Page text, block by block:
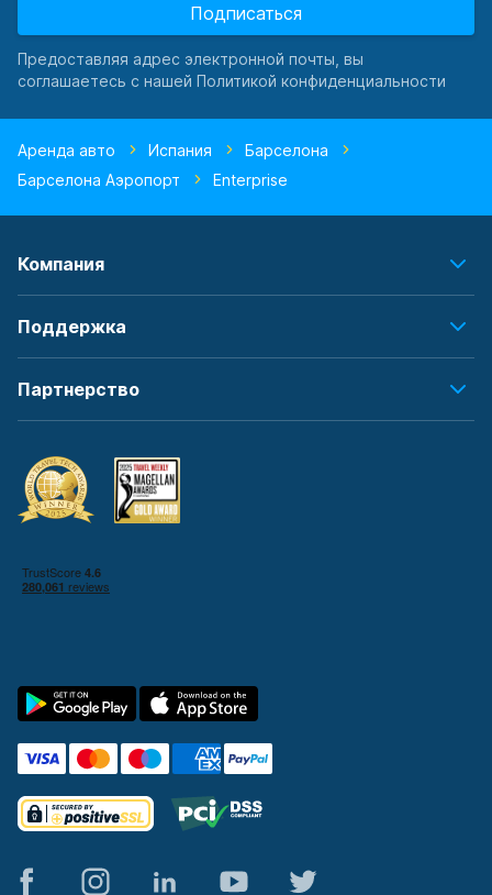
Подписаться
Предоставляя адрес электронной почты, вы
соглашаетесь с нашей Политикой конфиденциальности
Аренда авто Испания
Барселона
Барселона Аэропорт
Enterprise
Компания
Поддержка
Партнерство